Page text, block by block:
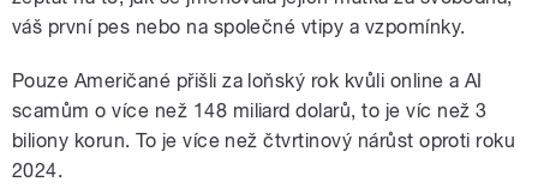
váš první pes nebo na společné vtipy a vzpomínky.
Pouze Američané přišli za loňský rok kvůli online a AI
scamům o více než 148 miliard dolarů, to je víc než 3
biliony korun. To je více než čtvrtinový nárůst oproti roku
2024.